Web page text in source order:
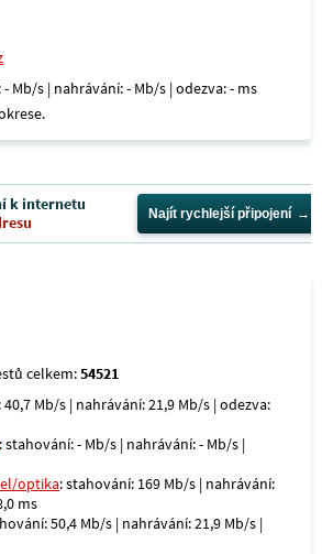
Mb/s | nahrávání: - Mb/s | odezva: - ms
k internetu
Najít rychlejší připojení
celkem:54521
Mb/s | nahrávání: 21,9 Mb/s | odezva:
: stahování: - Mb/s | nahrávání: - Mb/s |
optika: stahování: 169 Mb/s | nahrávání:
ms
50,4 Mb/s | nahrávání: 21,9 Mb/s |